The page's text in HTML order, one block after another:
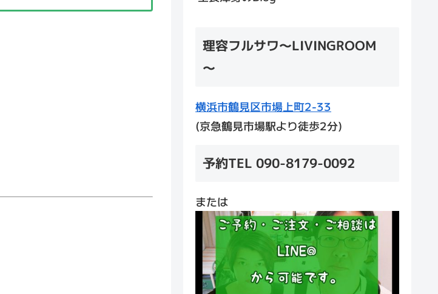
理容フルサワ～LIVINGROOM
～
横浜市鶴見区市場上町2-33
(京急鶴見市場駅より徒歩2分)
予約TEL 090-8179-0092
または